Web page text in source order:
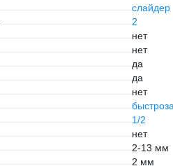
слайдер
2
нет
нет
да
да
нет
1/2
нет
2-13 мм
2 мм